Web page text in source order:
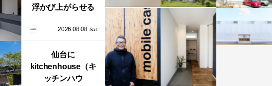
浮かび上がらせる
上がる住まい」の
2026.08.08 Sat
仙台に
kitchenhouse（キ
ッチンハウ